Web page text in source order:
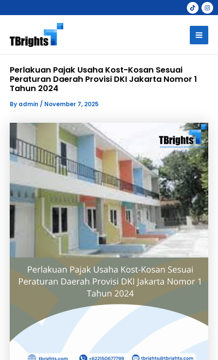
to
Perlakuan Pajak Usaha Kost-Kosan Sesuai
Peraturan Daerah Provisi DKI Jakarta Nomor 1
Tahun 2024
By admin / November 7, 2025